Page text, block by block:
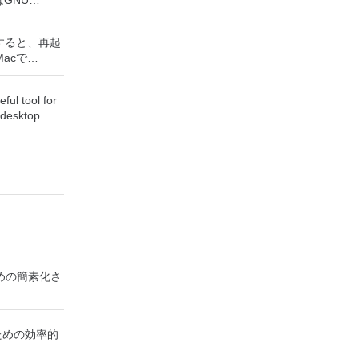
の頭字語で
、画像の
ざまな画像
多くの機
イントプロ
真レタッ
チ処理シ
ダラー、
サイズは利
って制限
アスのた
ネルの完
ネル
から内部
能複数の
領域によ
、拡大縮
ると、再起
で
レーティン
のアプリ
分にシン
ッショナ
シンを起
しい
できま
実行する
ードでは
になるた
リのよう
、ま
、
tool for
and
Mac or
a few
your
sitting right
it as a
meetings
の簡素化さ
の効率的